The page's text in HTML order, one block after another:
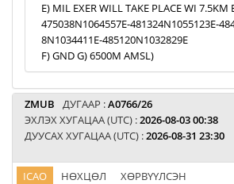
E) MIL EXER WILL TAKE PLACE WI 7.5KM
475038N1064557E-481324N1055123E-
8N1034411E-485120N1032829E
F) GND G) 6500M AMSL)
ZMUB ДУГААР :A0766/26
ЭХЛЭХ ХУГАЦАА (UTC) :2026-08-03 00:38
ДУУСАХ ХУГАЦАА (UTC) :2026-08-31 23:30
ICAO НӨХЦӨЛ ХӨРВҮҮЛСЭН